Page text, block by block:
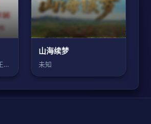
黄晓明 李维嘉 沈梦辰 王霏霏 孟佳 金
山海续梦
未知